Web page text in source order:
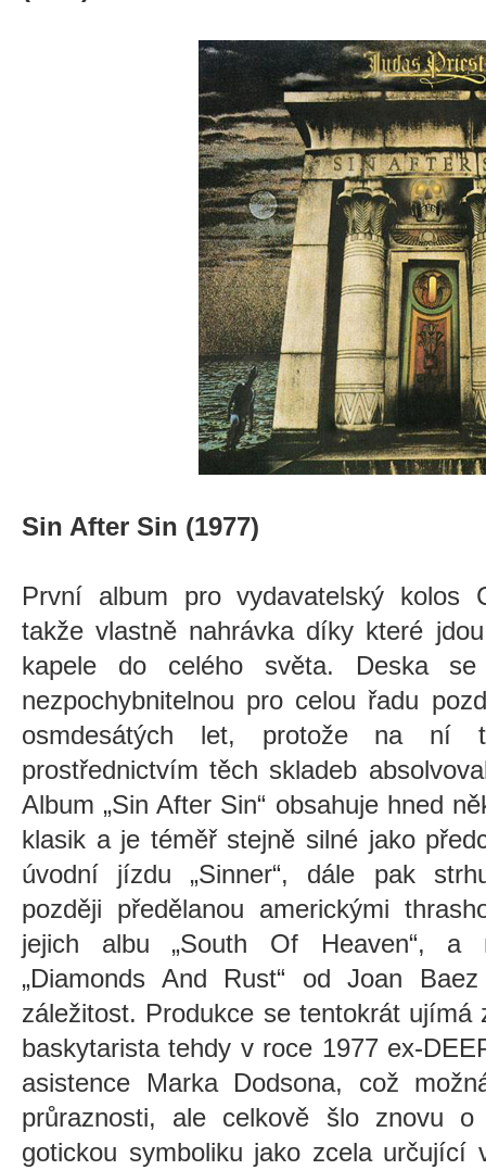
Sin After Sin (1977)
První album pro vydavatelský kolos
takže vlastně nahrávka díky které
kapele do celého světa. Deska
nezpochybnitelnou pro celou řadu
osmdesátých let, protože na ní
prostřednictvím těch skladeb
Album „Sin After Sin“ obsahuje hned
klasik a je téměř stejně silné jako
úvodní jízdu „Sinner“, dále pak
později předělanou americkými
jejich albu „South Of Heaven“, a
„Diamonds And Rust“ od Joan
záležitost. Produkce se tentokrát ujímá
baskytarista tehdy v roce 1977 ex-
asistence Marka Dodsona, což
průraznosti, ale celkově šlo znovu
gotickou symboliku jako zcela určující